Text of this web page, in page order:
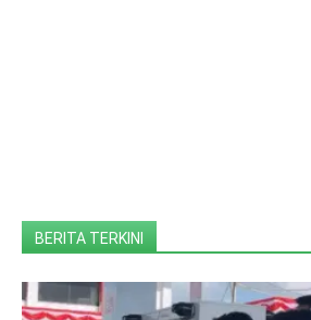
BERITA TERKINI